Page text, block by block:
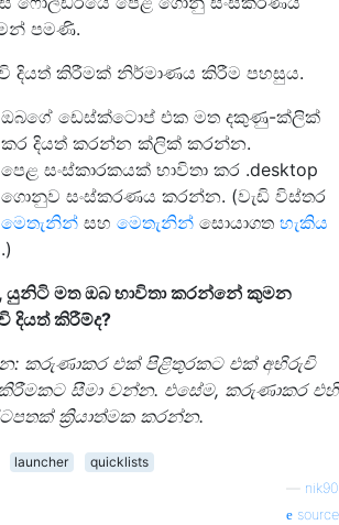
පමණි.
දියත් කිරීමක් නිර්මාණය කිරීම පහසුය.
ඔබගේ ඩෙස්ක්ටොප් එක මත දකුණු-ක්ලික්
කර දියත් කරන්න ක්ලික් කරන්න.
පෙළ සංස්කාරකයක් භාවිතා කර .desktop
ගොනුව සංස්කරණය කරන්න. (වැඩි විස්තර
මෙතැනින් සහ මෙතැනින් සොයාගත හැකිය
.)
යුනිටි මත ඔබ භාවිතා කරන්නේ කුමන
දියත් කිරීම්ද?
කරුණාකර එක් පිළිතුරකට එක් අභිරුචි
සීමා වන්න. එසේම, කරුණාකර එහි
ක්‍රියාත්මක කරන්න.
launcher
quicklists
nik90
source